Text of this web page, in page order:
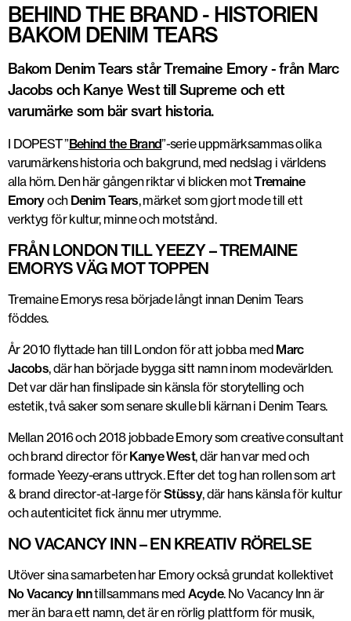
BEHIND THE BRAND - HISTORIEN
BAKOM DENIM TEARS
Bakom Denim Tears står Tremaine Emory - från Marc
Jacobs och Kanye West till Supreme och ett
varumärke som bär svart historia.
I DOPEST ”Behind the Brand”-serie uppmärksammas olika
varumärkens historia och bakgrund, med nedslag i världens
alla hörn. Den här gången riktar vi blicken motTremaine
Emoryoch Denim Tears, märket som gjort mode till ett
verktyg för kultur, minne och motstånd.
FRÅN LONDON TILL YEEZY – TREMAINE
EMORYS VÄG MOT TOPPEN
Tremaine Emorys resa började långt innan Denim Tears
föddes.
År 2010 flyttade han till Londonför att jobba med Marc
Jacobs, där han började bygga sitt namn inom modevärlden.
Det var där han finslipade sin känsla för storytelling och
estetik, två saker som senare skulle bli kärnan i Denim Tears.
Mellan 2016 och 2018jobbade Emory somcreative consultant
och brand director förKanye West, där han var med och
formade Yeezy-erans uttryck. Efter det tog han rollen som art
& brand director-at-large förStüssy, där hans känsla för kultur
och autenticitet fick ännu mer utrymme.
NO VACANCY INN – EN KREATIV RÖRELSE
Utöver sina samarbeten har Emory ocksågrundat kollektivet
No Vacancy Inntillsammans medAcyde. No Vacancy Inn är
mer än bara ett namn, det är en rörlig plattform för musik,